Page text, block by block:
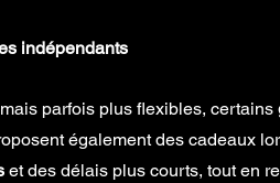
indépendants
parfois plus flexibles, certains
également des cadeaux
et des délais plus courts, tout en